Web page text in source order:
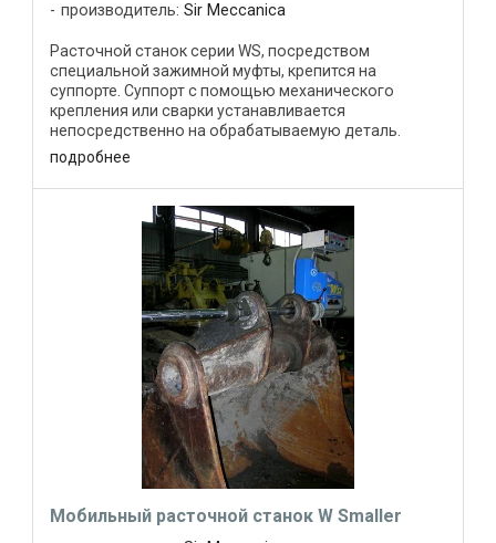
производитель: Sir Meccanica
Расточной станок серии WS, посредством
специальной зажимной муфты, крепится на
суппорте. Суппорт с помощью механического
крепления или сварки устанавливается
непосредственно на обрабатываемую деталь.
Рабочий вал (бор-штанга) расточного станка ...
подробнее
Мобильный расточной станок W Smaller